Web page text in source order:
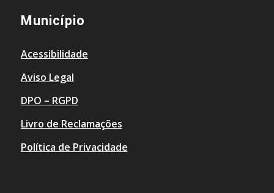
Município
Acessibilidade
Aviso Legal
DPO – RGPD
Livro de Reclamações
Política de Privacidade